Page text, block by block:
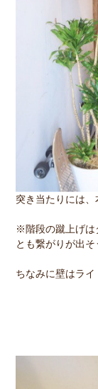
突き当たりには、
※階段の蹴上げは
とも繋がりが出そ
ちなみに壁はライ